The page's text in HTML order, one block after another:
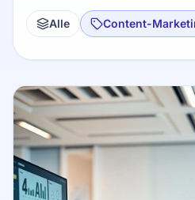
Alle Content-